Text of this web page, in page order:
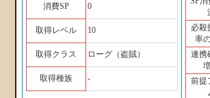
消費SP 0
取得レベル 10
取得クラス ローグ（盗賊）
取得種族 -
必殺
率
連携
前提